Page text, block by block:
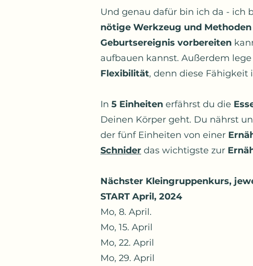
Und genau dafür bin ich da - ich
nötige Werkzeug und Methoden
Geburtsereignis vorbereiten
aufbauen kannst. Außerdem
Flexibilität, denn diese Fähigkeit
In 5 Einheiten erfährst du die
Deinen Körper geht. Du nährst
der fünf Einheiten von einer
Schnider das wichtigste zur
Nächster Kleingruppenkurs,
START April, 2024
Mo, 8. April.
Mo, 15. April
Mo, 22. April
Mo, 29. April